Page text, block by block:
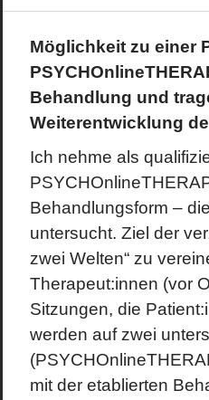
Möglichkeit zu einer
Behandlung und
Weiterentwicklung
Ich nehme als
Behandlungsform –
untersucht. Ziel der
zwei Welten“ zu
Therapeut:innen (vor
Sitzungen, die
werden auf zwei
mit der etablierten